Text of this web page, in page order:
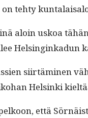
tehty
aloin uskoa
siirtämi­nen
Helsin­ki
että